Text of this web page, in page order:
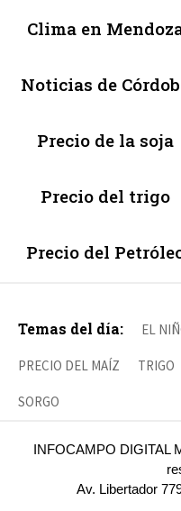
Clima en
Noticias de
Precio de la soja
Precio del trigo
Precio del
Temas del día: EL
PRECIO DEL MAÍZ TRIGO
SORGO
INFOCAMPO DIGITAL
Av. Libertador